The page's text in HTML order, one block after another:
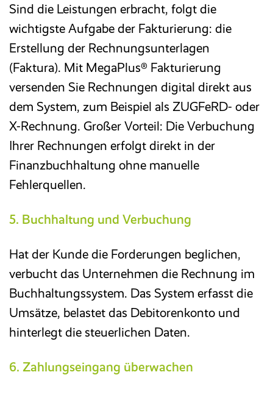
Sind die Leistungen erbracht, folgt die
wichtigste Aufgabe der Fakturierung: die
Erstellung der Rechnungsunterlagen
(Faktura). Mit MegaPlus® Fakturierung
versenden Sie Rechnungen digital direkt aus
dem System, zum Beispiel als ZUGFeRD- oder
X-Rechnung. Großer Vorteil: Die Verbuchung
Ihrer Rechnungen erfolgt direkt in der
Finanzbuchhaltung ohne manuelle
Fehlerquellen.
5. Buchhaltung und Verbuchung
Hat der Kunde die Forderungen beglichen,
verbucht das Unternehmen die Rechnung im
Buchhaltungssystem. Das System erfasst die
Umsätze, belastet das Debitorenkonto und
hinterlegt die steuerlichen Daten.
6. Zahlungseingang überwachen